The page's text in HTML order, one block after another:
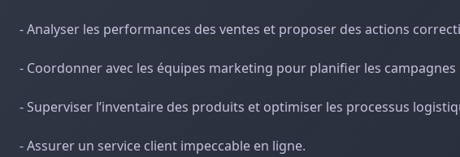
- Analyser les performances des ventes et proposer des actions
- Coordonner avec les équipes marketing pour planifier les
- Superviser l’inventaire des produits et optimiser les processus
- Assurer un service client impeccable en ligne.